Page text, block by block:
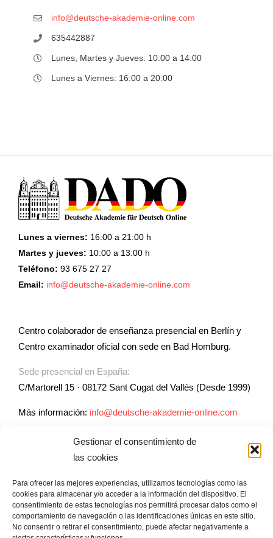
Gestionar el consentimiento de
las cookies
Para ofrecer las mejores experiencias, utilizamos tecnologías como las
cookies para almacenar y/o acceder a la información del dispositivo. El
consentimiento de estas tecnologías nos permitirá procesar datos como el
comportamiento de navegación o las identificaciones únicas en este sitio.
No consentir o retirar el consentimiento, puede afectar negativamente a
info@deutsche-akademie-online.com
635442887
Lunes, Martes y Jueves: 10:00 a 14:00
Lunes a Viernes: 16:00 a 20:00
Lunes a viernes: 16:00 a 21:00 h
Martes y jueves: 10:00 a 13:00 h
Teléfono: 93 675 27 27
Email: info@deutsche-akademie-online.com
Centro colaborador de enseñanza presencial en Berlín y
Centro examinador oficial con sede en Bad Homburg.
Sede presencial en España:
C/Martorell 15 · 08172 Sant Cugat del Vallés (Desde 1999)
Más información: info@deutsche-akademie-online.com
ENLACES DE UTILIDAD
Asesoramiento a Escuelas en la enseñanza de alemán
Formación profesores de alemán